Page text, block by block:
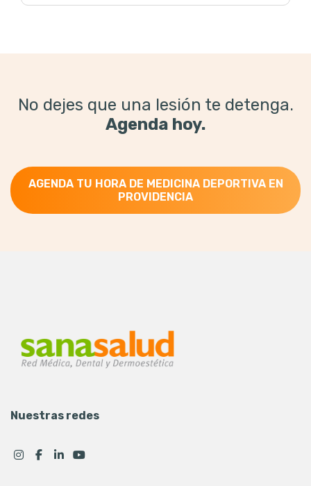
No dejes que una lesión te detenga.
Agenda hoy.
AGENDA TU HORA DE MEDICINA DEPORTIVA EN
PROVIDENCIA
Nuestras redes